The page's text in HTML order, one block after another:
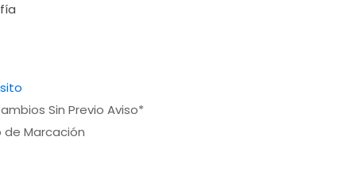
Sin Previo Aviso*
de Marcación